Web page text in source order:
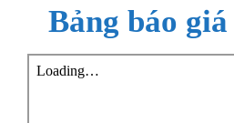
Bảng báo giá